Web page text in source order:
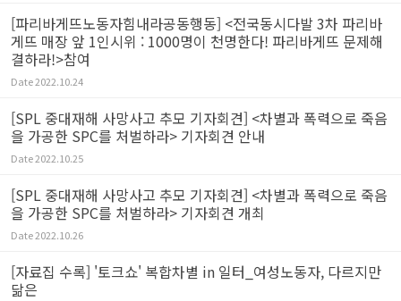
[파리바게뜨노동자힘내라공동행동] <전국동시다발 3차 파리바
게뜨 매장 앞 1인시위 : 1000명이 천명한다! 파리바게뜨 문제해
결하라!>참여
Date2022.10.24
[SPL 중대재해 사망사고 추모 기자회견] <차별과 폭력으로 죽음
을 가공한 SPC를 처벌하라> 기자회견 안내
Date2022.10.25
[SPL 중대재해 사망사고 추모 기자회견] <차별과 폭력으로 죽음
을 가공한 SPC를 처벌하라> 기자회견 개최
Date2022.10.26
[자료집 수록] '토크쇼' 복합차별 in 일터_여성노동자, 다르지만
닮은